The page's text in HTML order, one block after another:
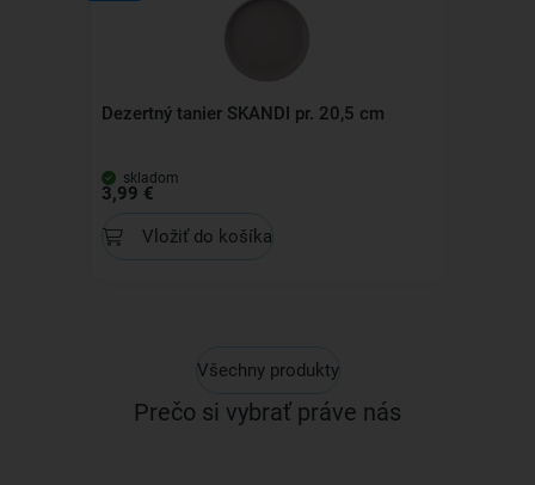
Dezertný tanier SKANDI pr. 20,5 cm
skladom
3,99 €
Vložiť do košíka
Všechny produkty
Prečo si vybrať práve nás